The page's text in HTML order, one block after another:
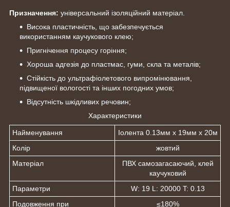
Призначення: універсальний ізоляційний матеріал.
Висока пластичність, що забезпечується
використанням каучукового клею;
Пригнічення процесу горіння;
Хороша адгезія до пластмас, гуми, скла та металів;
Стійкість до ультрафіолетового випромінювання,
підвищеної вологості та інших погодних умов;
Відсутність шкідливих речовин;
Характеристики
Найменування
Іолента 0.13мм х 19мм х 20м
Колір
жовтий
Матеріал
ПВХ самозагасаючий, клей
каучуковий
Параметри
W: 19 L: 20000 T: 0.13
Подовження при
≤180%